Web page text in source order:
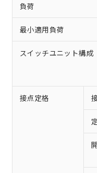
負荷
最小適用負荷
スイッチユニット構成
接点定格※1 対応
対応済
非含有に
対応予定